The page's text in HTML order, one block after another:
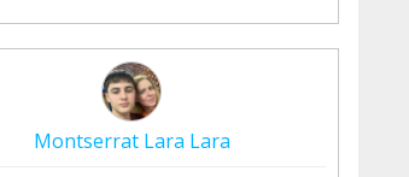
Montserrat Lara Lara